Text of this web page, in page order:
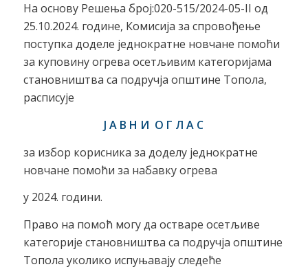
На основу Решења број:020-515/2024-05-II од
25.10.2024. године, Комисија за спровођење
поступка доделе једнократне новчане помоћи
за куповину огрева осетљивим категоријама
становништва са подручја општине Топола,
расписује
Ј А В Н И О Г Л А С
за избор корисника за доделу једнократне
новчане помоћи за набавку огрева
у 2024. години.
Право на помоћ могу да остваре осетљиве
категорије становништва са подручја општине
Топола уколико испуњавају следеће